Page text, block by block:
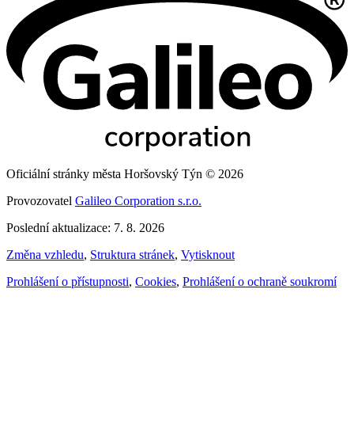
Oficiální stránky města Horšovský Týn © 2026
Provozovatel Galileo Corporation s.r.o.
Poslední aktualizace: 7. 8. 2026
Změna vzhledu, Struktura stránek, Vytisknout
Prohlášení o přístupnosti, Cookies, Prohlášení o ochraně soukromí